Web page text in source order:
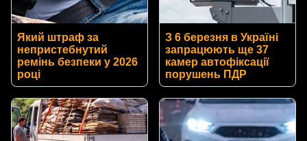
Який штраф за
непристебнутий
ремінь безпеки у 2026
році
З 6 березня в Україні
запрацюють ще 37
камер автофіксації
порушень ПДР